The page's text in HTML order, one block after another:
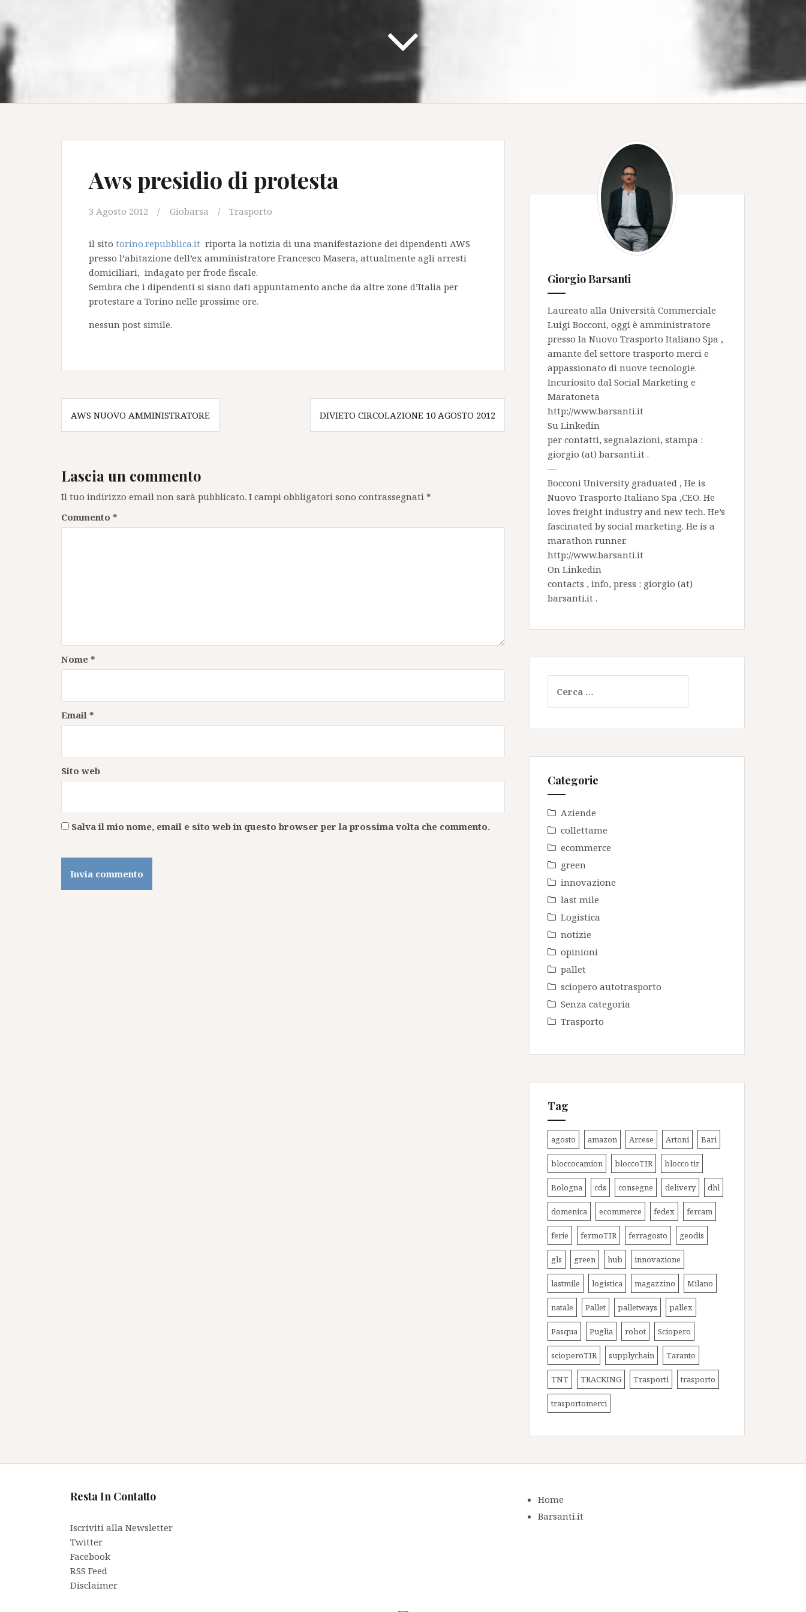
Aws presidio di protesta
3 Agosto 2012 Giobarsa Trasporto
il sito torino.repubblica.it riporta la notizia di una manifestazione dei dipendenti AWS
presso l’abitazione dell’ex amministratore Francesco Masera, attualmente agli arresti
domiciliari, indagato per frode fiscale.
Sembra che i dipendenti si siano dati appuntamento anche da altre zone d’Italia per
protestare a Torino nelle prossime ore.
nessun post simile.
Navigazione
articoli
AWS NUOVO AMMINISTRATORE DIVIETO CIRCOLAZIONE 10 AGOSTO 2012
Lascia un commento
Il tuo indirizzo email non sarà pubblicato. I campi obbligatori sono contrassegnati *
Commento *
Nome *
Email *
Sito web
Salva il mio nome, email e sito web in questo browser per la prossima volta che commento.
Giorgio Barsanti
Laureato alla Università Commerciale
Luigi Bocconi, oggi è amministratore
presso la Nuovo Trasporto Italiano Spa ,
amante del settore trasporto merci e
appassionato di nuove tecnologie.
Incuriosito dal Social Marketing e
Maratoneta
http://www.barsanti.it
Su Linkedin
per contatti, segnalazioni, stampa :
giorgio (at) barsanti.it .
—
Bocconi University graduated , He is
Nuovo Trasporto Italiano Spa ,CEO. He
loves freight industry and new tech. He’s
fascinated by social marketing. He is a
marathon runner.
http://www.barsanti.it
On Linkedin
contacts , info, press : giorgio (at)
barsanti.it .
per:
Categorie
Aziende
collettame
ecommerce
green
innovazione
last mile
Logistica
notizie
opinioni
pallet
sciopero autotrasporto
Senza categoria
Trasporto
Tag
agosto amazon Arcese Artoni Bari
bloccocamion bloccoTIR blocco tir
Bologna cds consegne delivery dhl
domenica ecommerce fedex fercam
ferie fermoTIR ferragosto geodis
gls green hub innovazione
lastmile logistica magazzino Milano
natale Pallet palletways pallex
Pasqua Puglia robot Sciopero
scioperoTIR supplychain Taranto
TNT TRACKING Trasporti trasporto
trasportomerci
Resta In Contatto
Iscriviti alla Newsletter
Twitter
Facebook
RSS Feed
Disclaimer
Home
Barsanti.it